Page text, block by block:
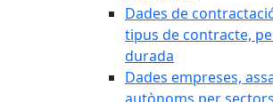
Dades de
tipus de contracte,
durada
Dades empreses,